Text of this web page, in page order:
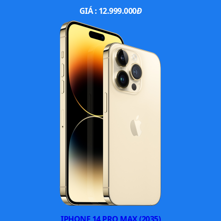
Chưa dừng lại ở đó, iPhone Xs còn được tích hợp thêm
trí thông minh nhân tạo giúp tối ưu phần cứng để bạn có
thể xử lý các tác vụ một cách đơn giản nhất.
Kết hợp với phần cứng mạnh mẽ là hệ điều hành iOS 14
GIÁ : 12.999.000Đ